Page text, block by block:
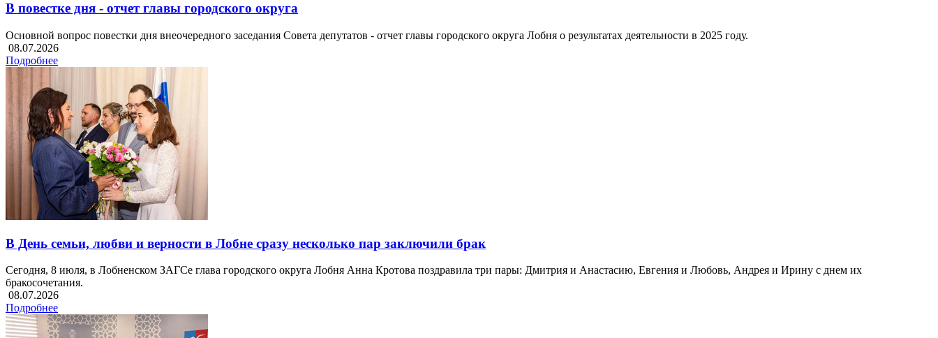
В повестке дня - отчет главы городского округа
Основной вопрос повестки дня внеочередного заседания Совета депутатов - отчет главы городского округа Лобня о результатах деятельности в 2025 году.
08.07.2026
Подробнее
В День семьи, любви и верности в Лобне сразу несколько пар заключили брак
Сегодня, 8 июля, в Лобненском ЗАГСе глава городского округа Лобня Анна Кротова поздравила три пары: Дмитрия и Анастасию, Евгения и Любовь, Андрея и Ирину с днем их
бракосочетания.
08.07.2026
Подробнее